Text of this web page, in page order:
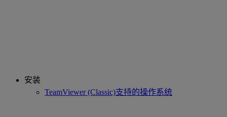
安装
TeamViewer (Classic)支持的操作系统